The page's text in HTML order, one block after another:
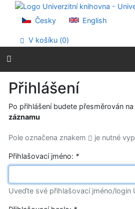
Přejít na obsah
Přejít na menu
Prohlášení o webové přístupnosti
Česky English
V košíku (0)
Přihlášení
Po přihlášení budete přesměrován
záznamu
Pole označena znakem je nutné
Přihlašovací jméno: *
Uveďte své přihlašovací jméno/login